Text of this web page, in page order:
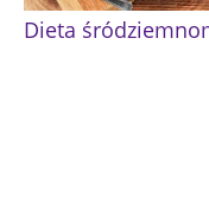
Dieta